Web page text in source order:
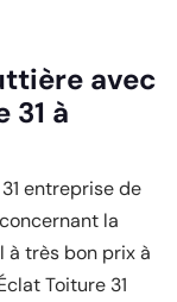
avec
31 à
entreprise de
la
à très bon prix à
Toiture 31